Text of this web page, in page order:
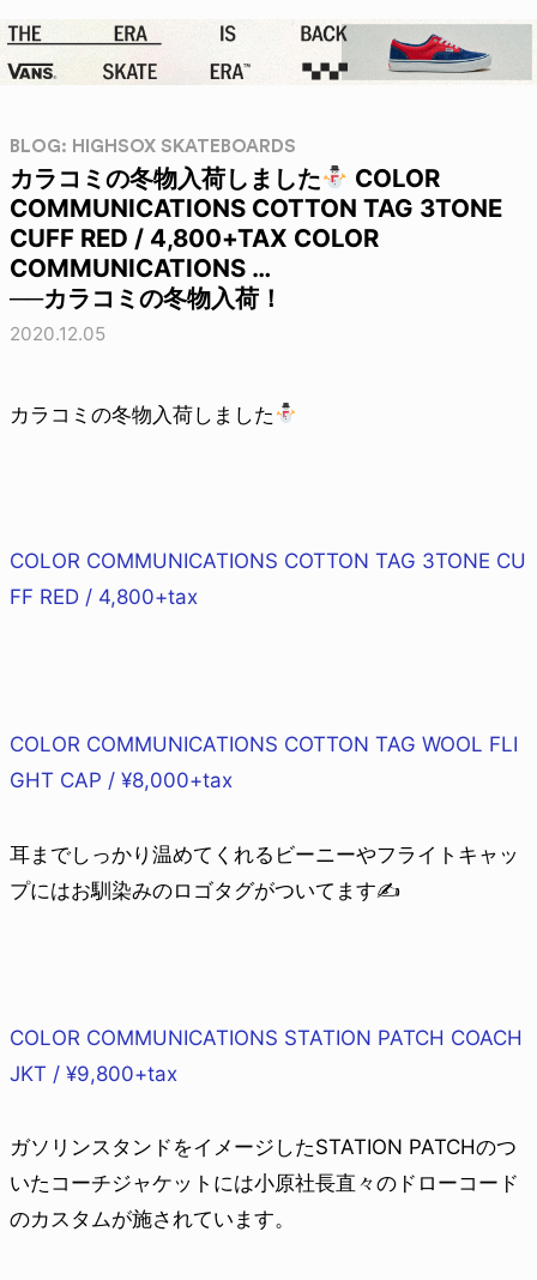
BLOG: HIGHSOX SKATEBOARDS
カラコミの冬物入荷しました
COLOR
COMMUNICATIONS COTTON TAG 3TONE
CUFF RED / 4,800+TAX COLOR
COMMUNICATIONS …
──カラコミの冬物入荷！
2020.12.05
カラコミの冬物入荷しました
COLOR COMMUNICATIONS COTTON TAG 3TONE CU
FF RED / 4,800+tax
COLOR COMMUNICATIONS COTTON TAG WOOL FLI
GHT CAP / ¥8,000+tax
耳までしっかり温めてくれるビーニーやフライトキャッ
プにはお馴染みのロゴタグがついてます✍️
COLOR COMMUNICATIONS STATION PATCH COACH
JKT / ¥9,800+tax
ガソリンスタンドをイメージしたSTATION PATCHのつ
いたコーチジャケットには小原社長直々のドローコード
のカスタムが施されています。